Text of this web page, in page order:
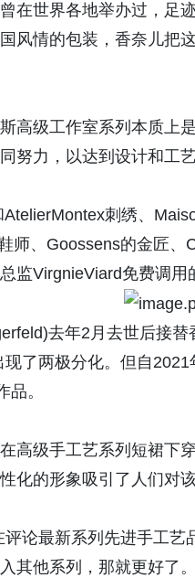
在世界各地举办过，足
风情的包装，香奈儿把
高级工作室系列本质上
努力，以达到设计和工
刺绣、
师、Goossens的金匠
监VirgnieViard免费调用
去年2月去世后接
了两极分化。但自
品。
高级手工艺系列短裙下
化的形象吸引了人们对
论最新系列先进手工
其他系列，那就更好了